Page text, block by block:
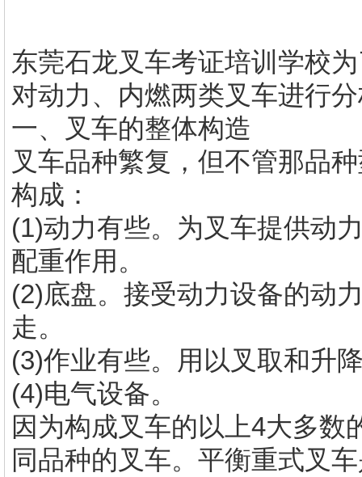
东莞石龙叉车考证培训学校
对动力、内燃两类叉车进行
一、叉车的整体构造
叉车品种繁复，但不管那品
构成：
(1)动力有些。为叉车提供动
配重作用。
(2)底盘。接受动力设备的动
走。
(3)作业有些。用以叉取和升
(4)电气设备。
因为构成叉车的以上4大多数
同品种的叉车。平衡重式叉